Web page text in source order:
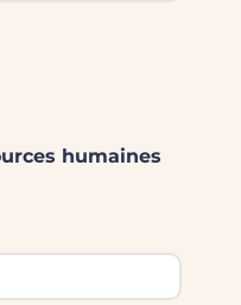
humaines